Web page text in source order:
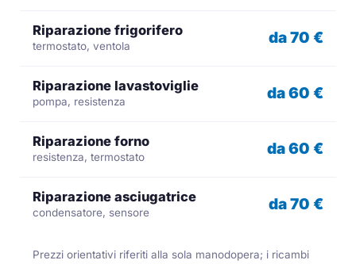
Riparazione frigorifero
termostato, ventola da 70 €
Riparazione lavastoviglie
pompa, resistenza da 60 €
Riparazione forno
resistenza, termostato da 60 €
Riparazione asciugatrice
condensatore, sensore da 70 €
Prezzi orientativi riferiti alla sola manodopera; i ricambi